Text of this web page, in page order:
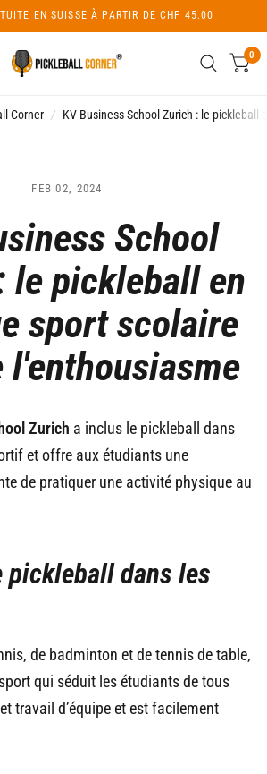
EN SUISSE À PARTIR DE CHF 45.00
0
Corner / KV Business School Zurich : le
FEB 02, 2024
School
le pickleball en
sport scolaire
Zurich a inclus le pickleball dans
et offre aux étudiants une
de pratiquer une activité physique au
pickleball dans les
de badminton et de tennis de table,
qui séduit les étudiants de tous
travail d’équipe et est facilement